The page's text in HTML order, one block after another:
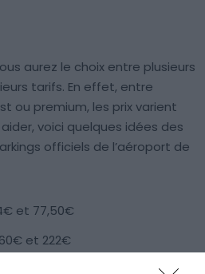
aurez le choix entre plusieurs
tarifs. En effet, entre
ou premium, les prix varient
voici quelques idées des
officiels de l’aéroport de
et 77,50€
et 222€